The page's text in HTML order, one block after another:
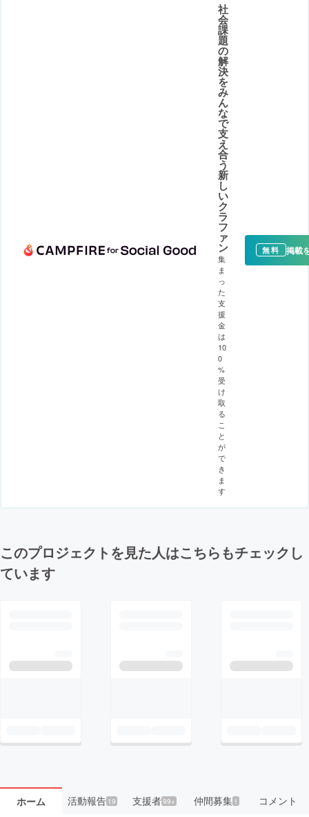
社
会
課
題
の
解
決
を
み
ん
な
で
支
え
合
う
新
し
い
ク
ラ
フ
ァ
ン
集
ま
っ
た
支
援
金
は
10
0
%
受
け
取
る
こ
と
が
で
き
ま
す
無料 掲載
このプロジェクトを見た人はこちらもチェックし
ています
ホーム 活動報告19 支援者99+ 仲間募集 1 コメント